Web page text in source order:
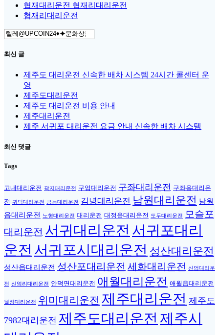
협재대리운전 협재리대리운전
협재리대리운전
Search
for:
최신 글
제주도 대리운전 신속한 배차 시스템 24시간 콜센터 운
영
제주도대리운전
제주도 대리운전 비용 안내
제주대리운전
제주 서귀포 대리운전 요금 안내 신속한 배차 시스템
최신 댓글
Tags
고내대리운전 곽지대리운전 구엄대리운전 구좌대리운전 구좌읍대리운
전 귀덕대리운전 금능대리운전 김녕대리운전 남원대리운전 남원
읍대리운전
노형대리운전 대리운전 대정읍대리운전 도두대리운전
모슬포
대리운전 서귀대리운전 서귀포대리
운전 서귀포시대리운전 성산대리운전
성산읍대리운전 성산포대리운전 세화대리운전 신엄대리운
전 신엄리대리운전 안덕면대리운전 애월대리운전 애월읍대리운전
월정대리운전 위미대리운전 제주대리운전 제주도
7982대리운전 제주도대리운전 제주시